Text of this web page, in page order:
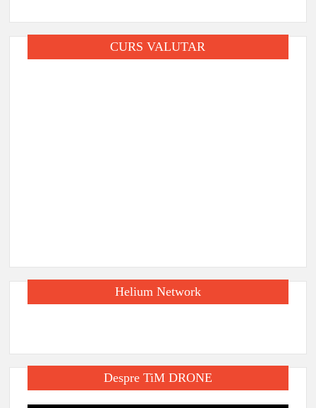
CURS VALUTAR
Helium Network
Despre TiM DRONE